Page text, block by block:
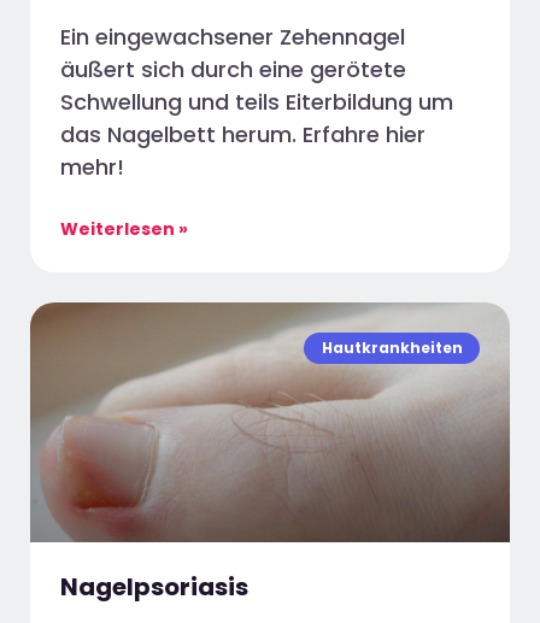
Ein eingewachsener Zehennagel
äußert sich durch eine gerötete
Schwellung und teils Eiterbildung um
das Nagelbett herum. Erfahre hier
mehr!
Weiterlesen »
Hautkrankheiten
Nagelpsoriasis